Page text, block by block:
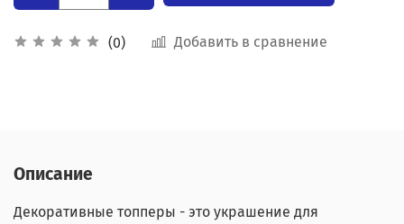
(0) Добавить в сравнение
Описание
Декоративные топперы - это украшение для